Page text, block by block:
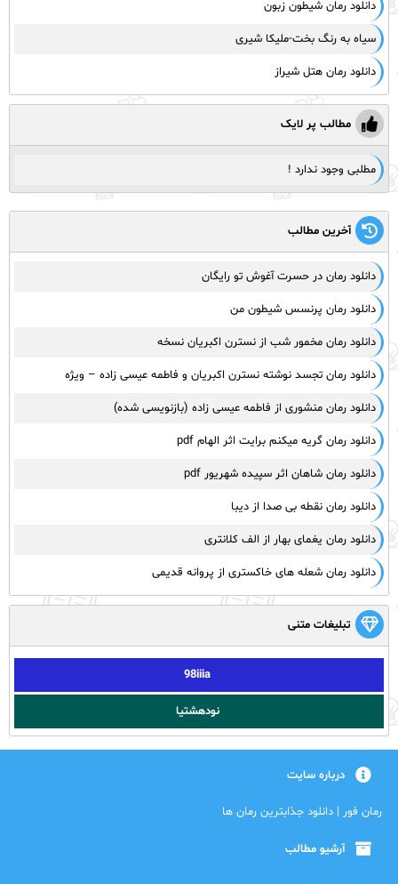
دانلود رمان شیطون زبون
سیاه به رنگ بخت-ملیکا شیری
دانلود رمان هتل شیراز
مطالب پر لایک
مطلبی وجود ندارد !
آخرین مطالب
دانلود رمان در حسرت آغوش تو رایگان
دانلود رمان پرنسس شیطون من
دانلود رمان مخمور شب از نسترن اکبریان نسخه
دانلود رمان تجسد نوشته نسترن اکبریان و فاطمه عیسی زاده – ویژه
دانلود رمان منشوری از فاطمه عیسی زاده (بازنویسی شده)
دانلود رمان گریه میکنم برایت اثر الهام pdf
دانلود رمان شاهان اثر سپیده شهریور pdf
دانلود رمان نقطه بی صدا از دیبا
دانلود رمان یغمای بهار از الف کلانتری
دانلود رمان شعله های خاکستری از پروانه قدیمی
تبلیغات متنی
98iiia
نودهشتیا
درباره سایت
رمان فور | دانلود جذابترین رمان ها
آرشیو مطالب